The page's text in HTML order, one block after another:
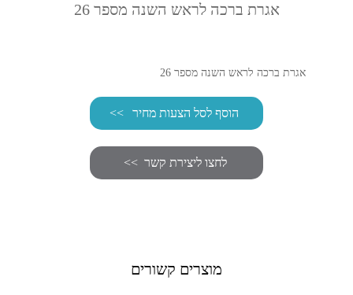
אגרת ברכה לראש השנה מספר 26
אגרת ברכה לראש השנה מספר 26
הוסף לסל הצעות מחיר
מוצרים קשורים